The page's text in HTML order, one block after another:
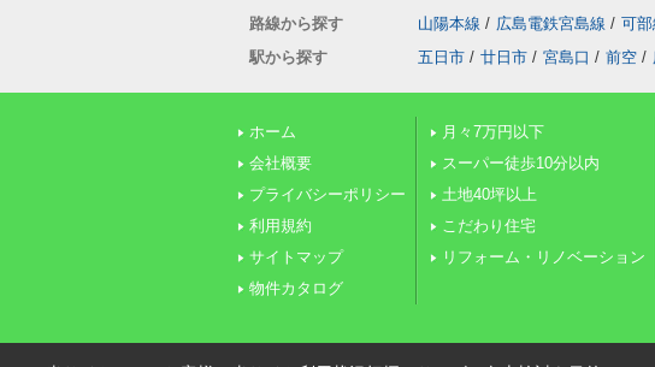
路線から探す
山陽本線 / 広島電鉄宮島線 / 可部
駅から探す
五日市 / 廿日市 / 宮島口 / 前空 /
ホーム
会社概要
プライバシーポリシー
利用規約
サイトマップ
物件カタログ
月々7万円以下
スーパー徒歩10分以内
土地40坪以上
こだわり住宅
リフォーム・リノベーション